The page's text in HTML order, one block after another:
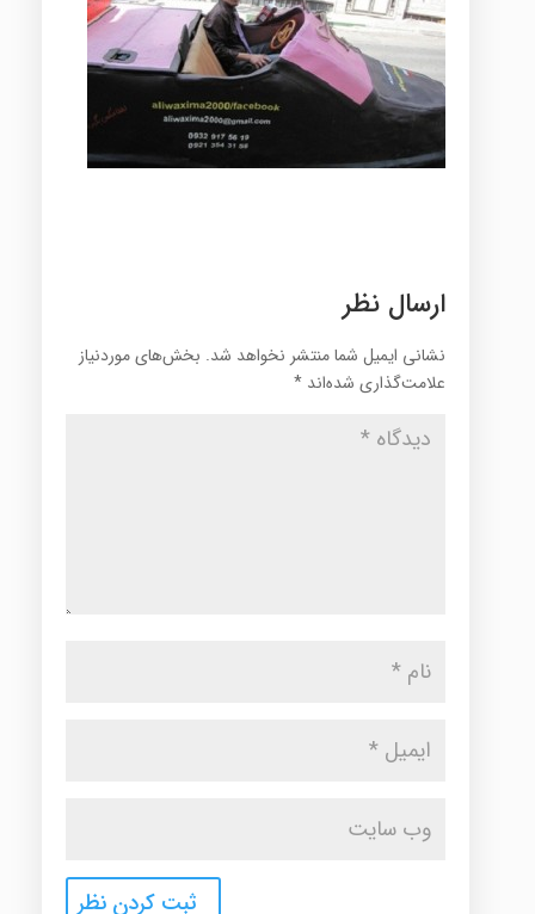
ارسال نظر
نشانی ایمیل شما منتشر نخواهد شد. بخش‌های موردنیاز
علامت‌گذاری شده‌اند *